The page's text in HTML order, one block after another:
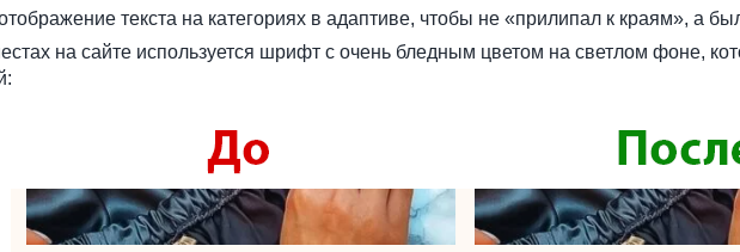
текста на категориях в адаптиве, чтобы не «прилипал к краям», а
на сайте используется шрифт с очень бледным цветом на светлом фоне,